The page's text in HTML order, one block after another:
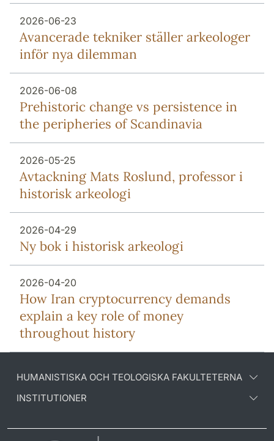
2026-06-23
Avancerade tekniker ställer arkeologer
inför nya dilemman
2026-06-08
Prehistoric change vs persistence in
the peripheries of Scandinavia
2026-05-25
Avtackning Mats Roslund, professor i
historisk arkeologi
2026-04-29
Ny bok i historisk arkeologi
2026-04-20
How Iran cryptocurrency demands
explain a key role of money
throughout history
HUMANISTISKA OCH TEOLOGISKA FAKULTETERNA
INSTITUTIONER